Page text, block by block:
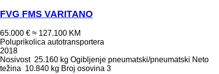
FVG FMS VARITANO
65.000 € ≈ 127.100 KM
Poluprikolica autotransportera
2018
Nosivost 25.160 kg Ogibljenje pneumatski/pneumatski Neto
težina 10.840 kg Broj osovina 3